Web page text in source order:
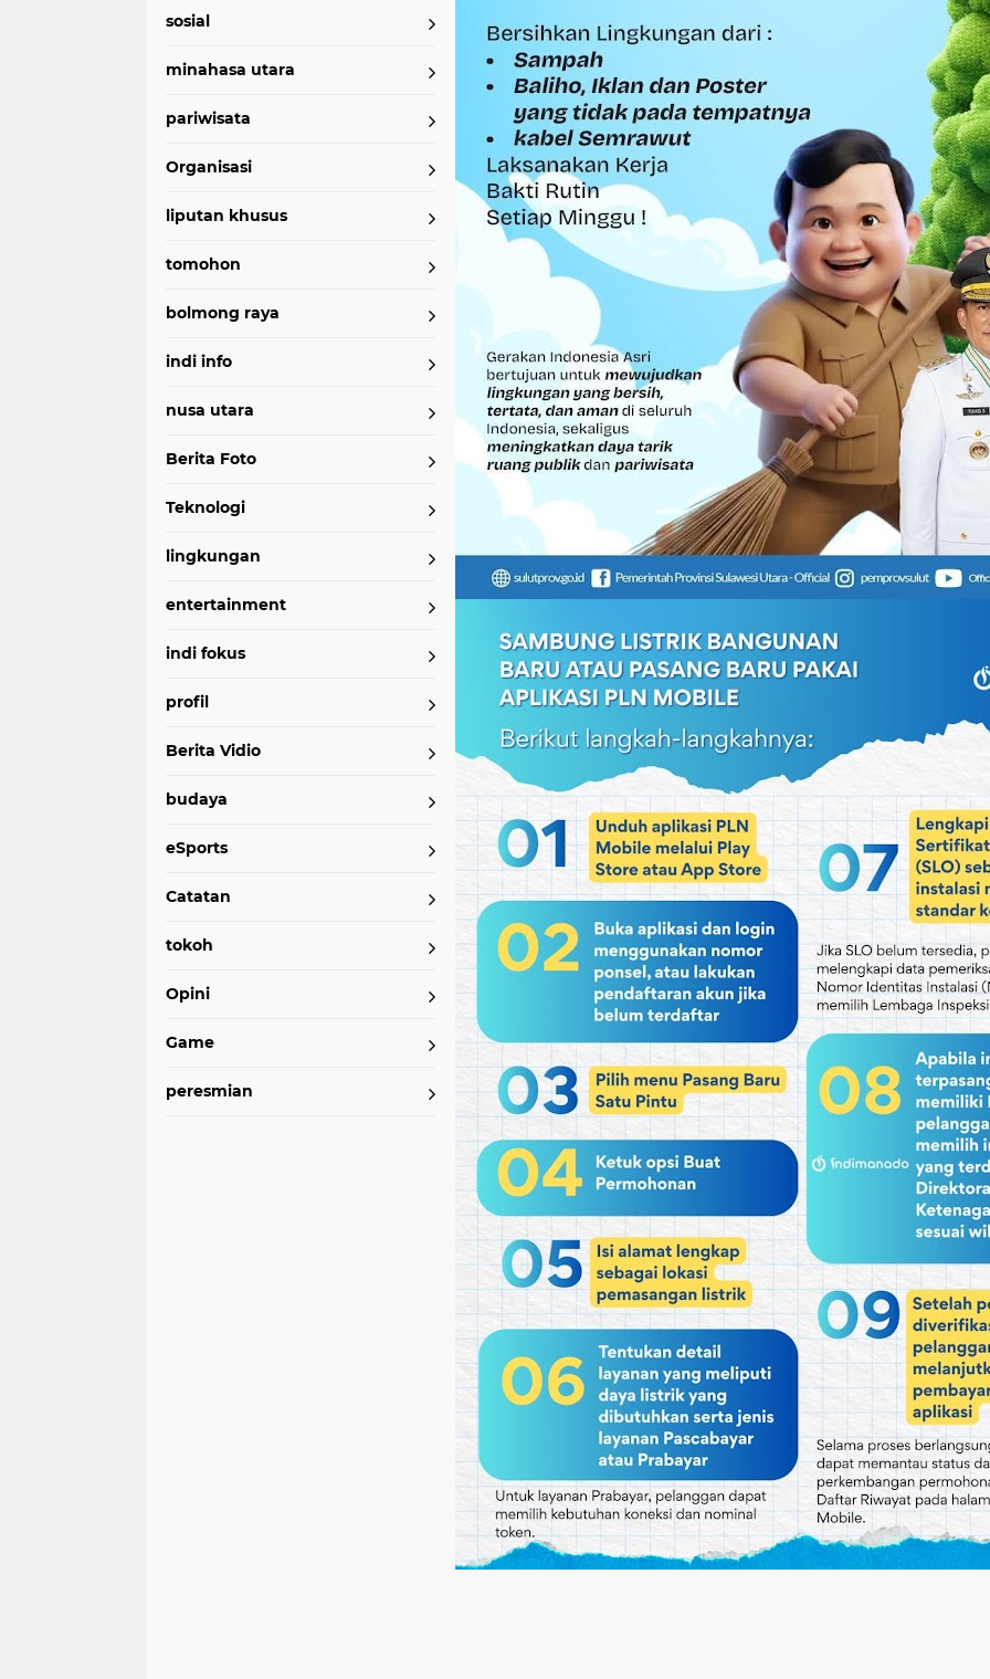
sosial
minahasa utara
pariwisata
Organisasi
liputan khusus
tomohon
bolmong raya
indi info
nusa utara
Berita Foto
Teknologi
lingkungan
entertainment
indi fokus
profil
Berita Vidio
budaya
eSports
Catatan
tokoh
Opini
Game
peresmian